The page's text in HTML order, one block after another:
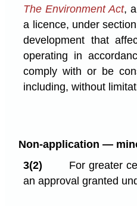
The Environment Act,
a licence, under
development that
operating in
comply with or be
including, without
Non-application —
3(2)
For greater
an approval granted